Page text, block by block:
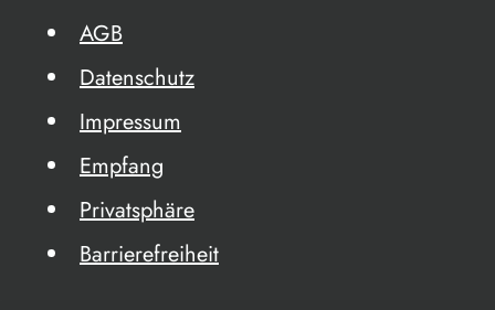
AGB
Datenschutz
Impressum
Empfang
Privatsphäre
Barrierefreiheit